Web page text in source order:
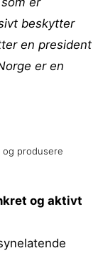
beskytter
en president
er en
produsere
og aktivt